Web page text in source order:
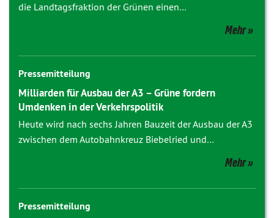
die Landtagsfraktion der Grünen einen…
Mehr
Pressemitteilung
Milliarden für Ausbau der A3 – Grüne fordern
Umdenken in der Verkehrspolitik
Heute wird nach sechs Jahren Bauzeit der Ausbau der A3
zwischen dem Autobahnkreuz Biebelried und…
Mehr
Pressemitteilung